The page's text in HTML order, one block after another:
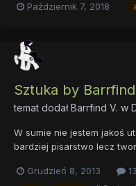
Zwycięzca oprócz tego, że
awarda....
Październik 7, 2018
Sztuka by
temat dodałBarrfind V. w
W sumie nie jestem jakoś
bardziej pisarstwo lecz
nich. Te z serii My Little
Grudzień 8, 2013